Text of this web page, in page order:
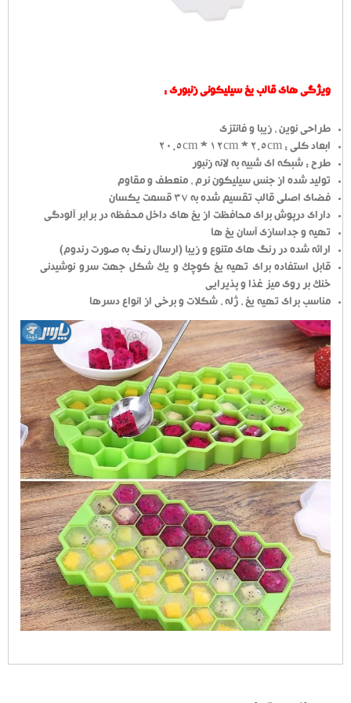
ویژگی های قالب یخ سیلیکونی زنبوری :
طراحی نوین ، زیبا و فانتزی
ابعاد کلی : 20.5cm * 12cm * 2.5cm
طرح : شبکه ای شبیه به لانه زنبور
تولید شده از جنس سیلیکون نرم ، منعطف و مقاوم
فضای اصلی قالب تقسیم شده به 37 قسمت یکسان
دارای درپوش برای محافظت از یخ های داخل محفظه در برابر آلودگی
تهیه و جداسازی آسان یخ ها
ارائه شده در رنگ های متنوع و زیبا (ارسال رنگ به صورت رندوم)
قابل استفاده برای تهیه یخ کوچک و یک شکل جهت سرو نوشیدنی
خنک بر روی میز غذا و پذیرایی
مناسب برای تهیه یخ ، ژله ، شکلات و برخی از انواع دسرها